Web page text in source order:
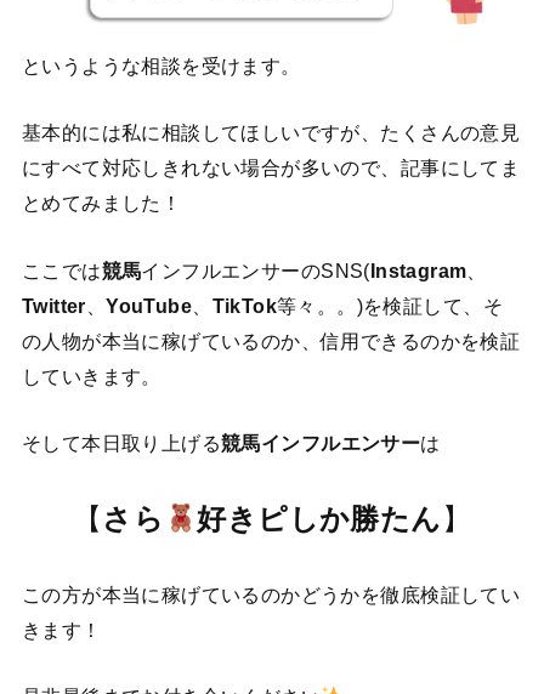
というような相談を受けます。
基本的には私に相談してほしいですが、たくさんの意見
にすべて対応しきれない場合が多いので、記事にしてま
とめてみました！
ここでは競馬インフルエンサーのSNS(Instagram
Twitter 、YouTube TikTok等々。。)を検証して、そ
の人物が本当に稼げているのか、信用できるのかを検証
していきます。
そして本日取り上げる競馬インフルエンサーは
【 さら 好きピしか勝たん 】
この方が本当に稼げているのかどうかを徹底検証してい
きます！